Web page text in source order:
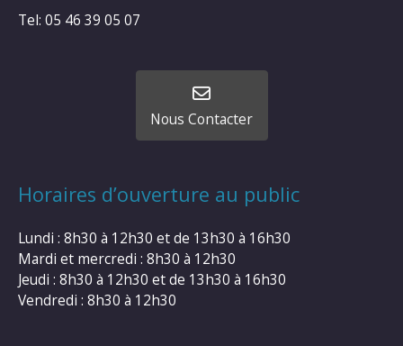
Tel: 05 46 39 05 07
Nous Contacter
Horaires d’ouverture au public
Lundi : 8h30 à 12h30 et de 13h30 à 16h30
Mardi et mercredi : 8h30 à 12h30
Jeudi : 8h30 à 12h30 et de 13h30 à 16h30
Vendredi : 8h30 à 12h30